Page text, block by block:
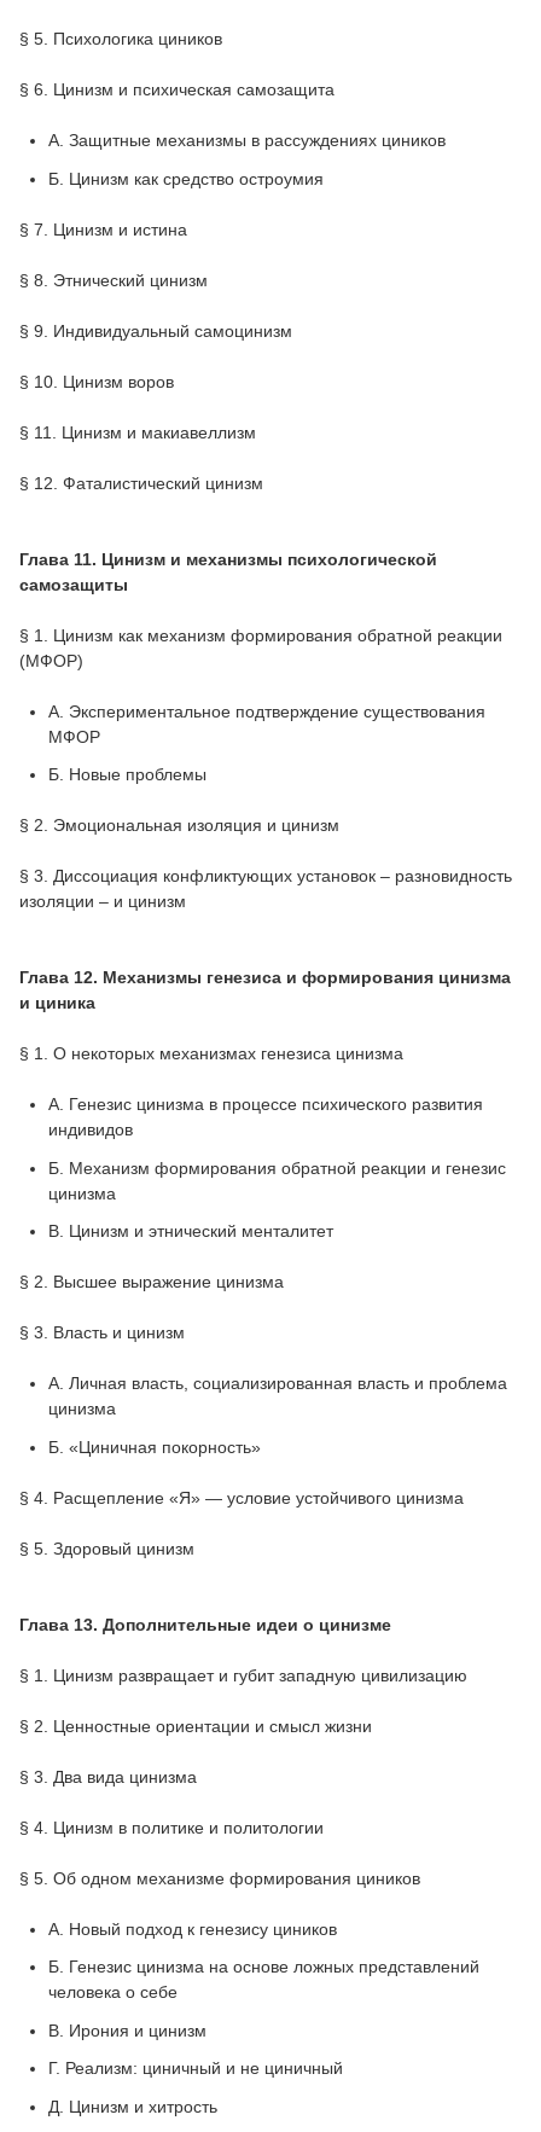
§ 5. Психологика циников
§ 6. Цинизм и психическая самозащита
А. Защитные механизмы в рассуждениях циников
Б. Цинизм как средство остроумия
§ 7. Цинизм и истина
§ 8. Этнический цинизм
§ 9. Индивидуальный самоцинизм
§ 10. Цинизм воров
§ 11. Цинизм и макиавеллизм
§ 12. Фаталистический цинизм
Глава 11. Цинизм и механизмы психологической
самозащиты
§ 1. Цинизм как механизм формирования обратной реакции
(МФОР)
А. Экспериментальное подтверждение существования
МФОР
Б. Новые проблемы
§ 2. Эмоциональная изоляция и цинизм
§ 3. Диссоциация конфликтующих установок – разновидность
изоляции – и цинизм
Глава 12. Механизмы генезиса и формирования цинизма
и циника
§ 1. О некоторых механизмах генезиса цинизма
A. Генезис цинизма в процессе психического развития
индивидов
Б. Механизм формирования обратной реакции и генезис
цинизма
B. Цинизм и этнический менталитет
§ 2. Высшее выражение цинизма
§ 3. Власть и цинизм
А. Личная власть, социализированная власть и проблема
цинизма
Б. «Циничная покорность»
§ 4. Расщепление «Я» — условие устойчивого цинизма
§ 5. Здоровый цинизм
Глава 13. Дополнительные идеи о цинизме
§ 1. Цинизм развращает и губит западную цивилизацию
§ 2. Ценностные ориентации и смысл жизни
§ 3. Два вида цинизма
§ 4. Цинизм в политике и политологии
§ 5. Об одном механизме формирования циников
A. Новый подход к генезису циников
Б. Генезис цинизма на основе ложных представлений
человека о себе
B. Ирония и цинизм
Г. Реализм: циничный и не циничный
Д. Цинизм и хитрость